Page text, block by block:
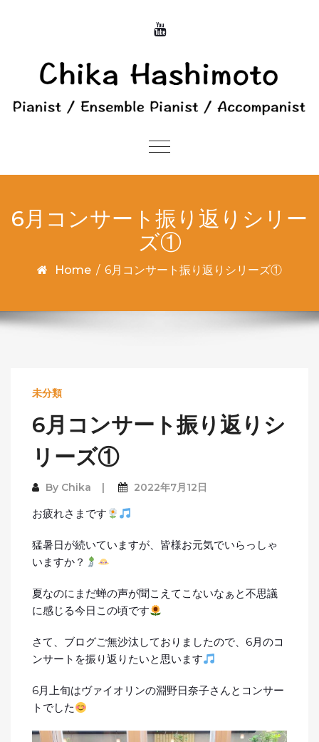
Toggle
6月コンサート振り返りシリー
ズ①
Home / 6月コンサート振り返りシリーズ①
未分類
6月コンサート振り返りシ
リーズ①
By Chika 2022年7月12日
お疲れさまです
猛暑日が続いていますが、皆様お元気でいらっしゃ
いますか？
夏なのにまだ蝉の声が聞こえてこないなぁと不思議
に感じる今日この頃です
さて、ブログご無沙汰しておりましたので、6月のコ
ンサートを振り返りたいと思います
6月上旬はヴァイオリンの淵野日奈子さんとコンサー
トでした